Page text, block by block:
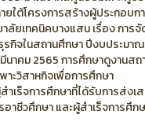
ยใต้โครงการสร้างผู้ประกอบก
าลัยเทคนิคบางแสน เรื่อง การ
รกิจในสถานศึกษา ปีงบประม
นาคม 2565 การศึกษาดูงานสถ
าะวิสาหกิจเพื่อการศึกษา
ำเร็จการศึกษาที่ได้รับการส่งเ
อาชีวศึกษา และผู้สำเร็จการศึ